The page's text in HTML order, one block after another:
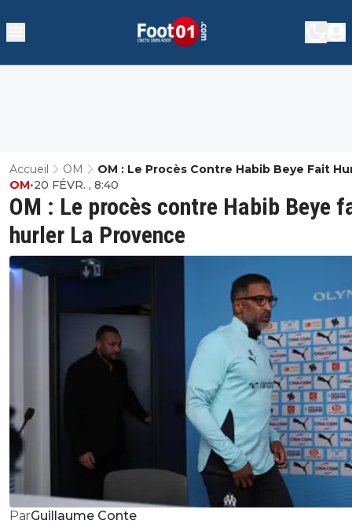
Accueil OM
OM : Le Procès Contre Habib Beye Fait
Provence
OM : Le procès contre Habib Beye
hurler La Provence
OM•20 FÉVR. , 8:40
ParGuillaume Conte